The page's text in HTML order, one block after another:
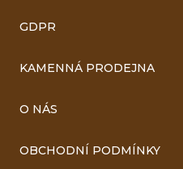
GDPR
KAMENNÁ PRODEJNA
O NÁS
OBCHODNÍ PODMÍNKY